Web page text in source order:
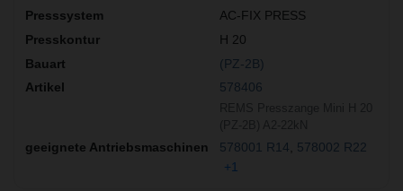
AC-FIX PRESS
H 20
(PZ-2B)
578406
578001 R14
578002 R22
+1